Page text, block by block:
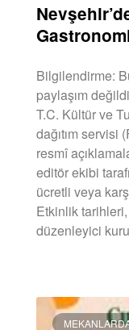
Bilgilendirme:
paylaşım
T.C. Kültür ve
dağıtım servisi
resmî
editör ekibi
ücretli veya
Etkinlik tarihleri,
düzenleyici